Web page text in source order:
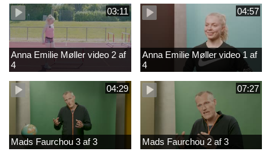
03:11
Anna Emilie Møller video 2 af
4
04:57
Anna Emilie Møller video 1 af
4
04:29
Mads Faurchou 3 af 3
07:27
Mads Faurchou 2 af 3